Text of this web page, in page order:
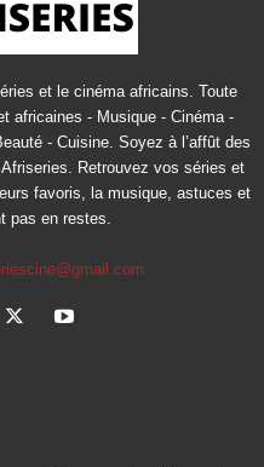
et le cinéma africains. Toute
africaines - Musique - Cinéma -
- Cuisine. Soyez à l’affût des
Retrouvez vos séries et
favoris, la musique, astuces et
pas en restes.